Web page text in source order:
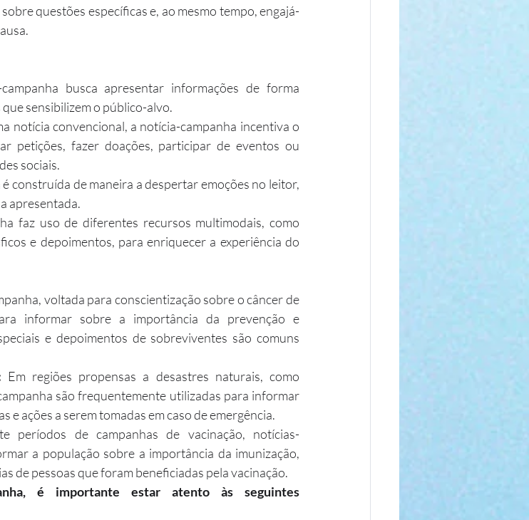
questões específicas e, ao mesmo tempo, engajá-
busca apresentar informações de forma
sensibilizem o público-alvo.
notícia convencional, a notícia-campanha incentiva o
petições, fazer doações, participar de eventos ou
sociais.
construída de maneira a despertar emoções no leitor,
apresentada.
faz uso de diferentes recursos multimodais, como
e depoimentos, para enriquecer a experiência do
voltada para conscientização sobre o câncer de
informar sobre a importância da prevenção e
e depoimentos de sobreviventes são comuns
Em regiões propensas a desastres naturais, como
são frequentemente utilizadas para informar
e ações a serem tomadas em caso de emergência.
períodos de campanhas de vacinação, notícias-
a população sobre a importância da imunização,
de pessoas que foram beneficiadas pela vacinação.
é importante estar atento às seguintes